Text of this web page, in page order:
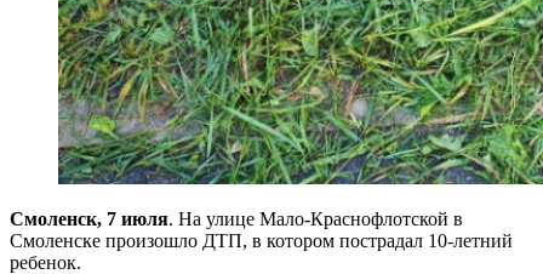
Смоленск, 7 июля. На улице Мало-Краснофлотской в
Смоленске произошло ДТП, в котором пострадал 10-летний
ребенок.